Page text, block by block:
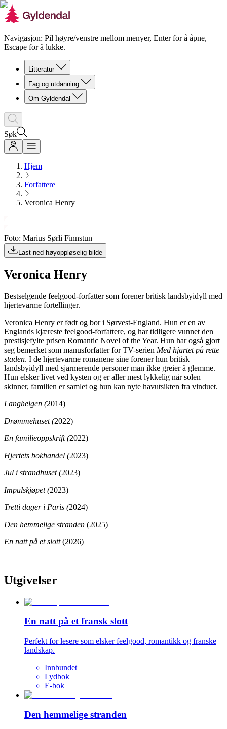
Navigasjon: Pil høyre/venstre mellom menyer, Enter for å åpne,
Escape for å lukke.
Litteratur
Fag og utdanning
Om Gyldendal
Søk
Hjem
Forfattere
Veronica Henry
Foto: Marius Sørli Finnstun
Last ned høyoppløselig bilde
Veronica Henry
Bestselgende feelgood-forfatter som forener britisk landsbyidyll med
hjertevarme fortellinger.
Veronica Henry er født og bor i Sørvest-England. Hun er en av
Englands kjæreste feelgood-forfattere, og har tidligere vunnet den
prestisjefylte prisen Romantic Novel of the Year. Hun har også gjort
seg bemerket som manusforfatter for TV-serien Med hjartet på rette
staden. I de hjertevarme romanene sine forener hun britisk
landsbyidyll med sjarmerende personer man ikke greier å glemme.
Hun elsker livet ved kysten og er aller mest lykkelig når solen
skinner, familien er samlet og hun kan nyte havutsikten fra vinduet.
Langhelgen (2014)
Drømmehuset (2022)
En familieoppskrift (2022)
Hjertets bokhandel (2023)
Jul i strandhuset (2023)
Impulskjøpet (2023)
Tretti dager i Paris (2024)
Den hemmelige stranden (2025)
En natt på et slott(2026)
Utgivelser
En natt på et fransk slott
Perfekt for lesere som elsker feelgood, romantikk og franske
landskap.
Innbundet
Lydbok
E-bok
Den hemmelige stranden